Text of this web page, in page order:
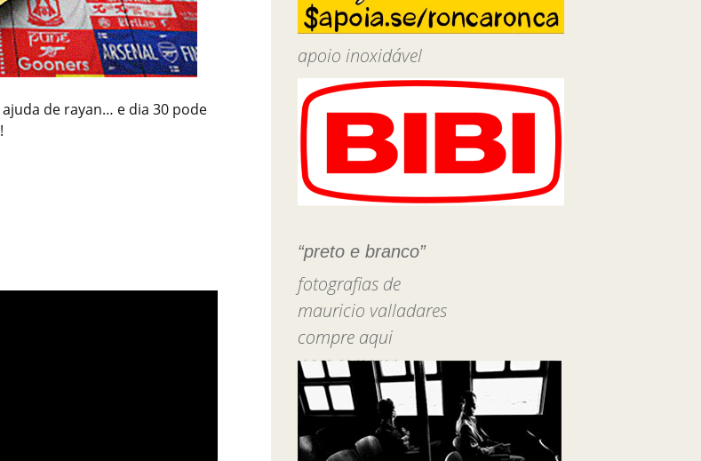
de rayan… e dia 30 pode
apoio inoxidável
“preto e branco”
fotografias de
mauricio valladares
compre aqui